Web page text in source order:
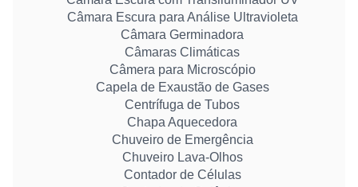
Câmara Escura para Análise Ultravioleta
Câmara Germinadora
Câmaras Climáticas
Câmera para Microscópio
Capela de Exaustão de Gases
Centrífuga de Tubos
Chapa Aquecedora
Chuveiro de Emergência
Chuveiro Lava-Olhos
Contador de Células